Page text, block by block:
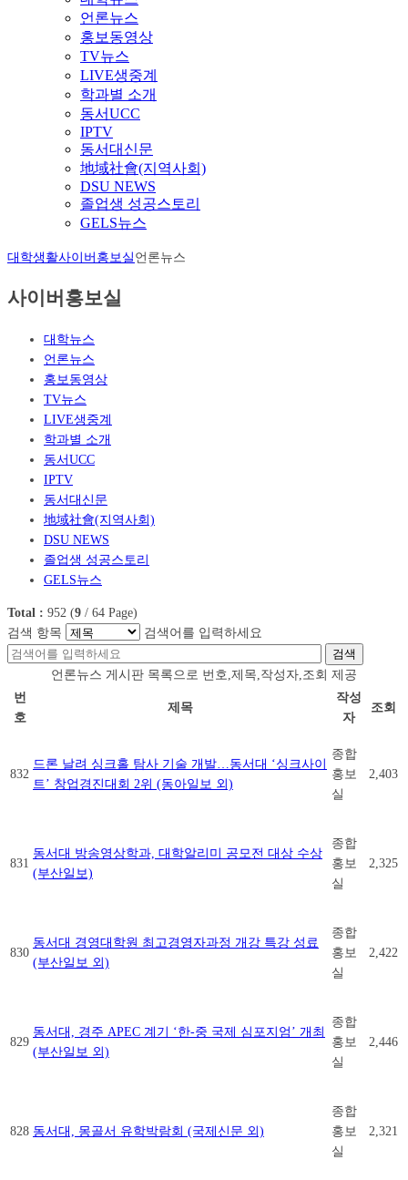
언론뉴스
홍보동영상
TV뉴스
LIVE생중계
학과별 소개
동서UCC
IPTV
동서대신문
地域社會(지역사회)
DSU NEWS
졸업생 성공스토리
GELS뉴스
대학생활사이버홍보실 언론뉴스
사이버홍보실
대학뉴스
언론뉴스
홍보동영상
TV뉴스
LIVE생중계
학과별 소개
동서UCC
IPTV
동서대신문
地域社會(지역사회)
DSU NEWS
졸업생 성공스토리
GELS뉴스
Total : 952 (9 / 64 Page)
검색 항목
검색어를 입력하세요
검색
언론뉴스 게시판 목록으로 번호,제목,작성자,조회 제공
번
호
제목
작성
자
조회
832
드론 날려 싱크홀 탐사 기술 개발…동서대 ‘싱크사이
트’ 창업경진대회 2위 (동아일보 외)
종합
홍보
실
2,403
831
동서대 방송영상학과, 대학알리미 공모전 대상 수상
(부산일보)
종합
홍보
실
2,325
830
동서대 경영대학원 최고경영자과정 개강 특강 성료
(부산일보 외)
종합
홍보
실
2,422
829
동서대, 경주 APEC 계기 ‘한-중 국제 심포지엄’ 개최
(부산일보 외)
종합
홍보
실
2,446
828 동서대, 몽골서 유학박람회 (국제신문 외)
종합
홍보
실
2,321